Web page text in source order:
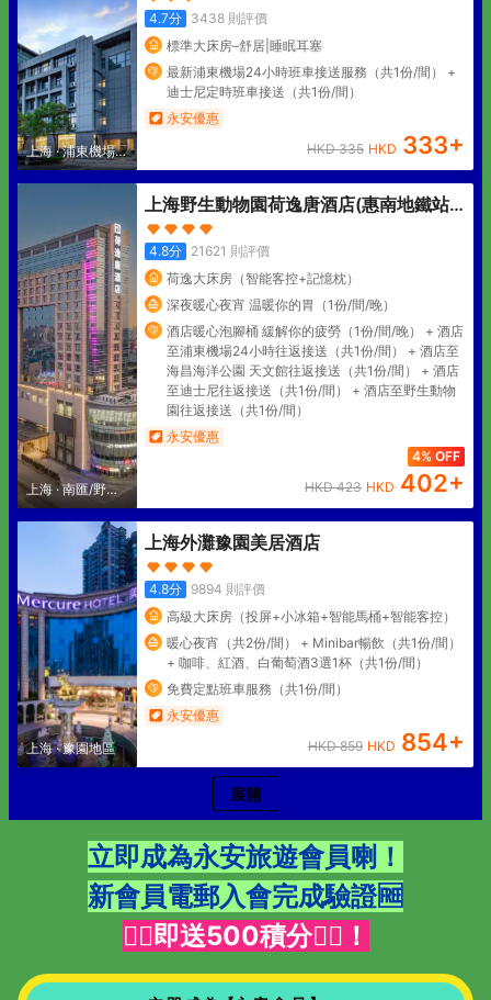
上海·浦東機場核
心區
4.7分 3438則評價
標準大床房–舒居|睡眠耳塞
最新浦東機場24小時班車接送服務（共1份/間） +
迪士尼定時班車接送（共1份/間）
永安優惠
HKD335 HKD 333+
上海 ·南匯/野生
動物園
上海野生動物園荷逸唐酒店(惠南地鐵站
店)
4.8分 21621 則評價
荷逸大床房（智能客控+記憶枕）
深夜暖心夜宵 温暖你的胃（1份/間/晚）
酒店暖心泡腳桶 緩解你的疲勞（1份/間/晚） + 酒店
至浦東機場24小時往返接送（共1份/間） + 酒店至
海昌海洋公園 天文館往返接送（共1份/間） + 酒店
至迪士尼往返接送（共1份/間） + 酒店至野生動物
園往返接送（共1份/間）
永安優惠
4% OFF
HKD423 HKD 402+
上海·豫園地區
上海外灘豫園美居酒店
4.8分 9894 則評價
高級大床房（投屏+小冰箱+智能馬桶+智能客控）
暖心夜宵（共2份/間） + Minibar暢飲（共1份/間）
+ 咖啡、紅酒、白葡萄酒3選1杯（共1份/間）
免費定點班車服務（共1份/間）
永安優惠
HKD859 HKD 854+
展開
立即成為永安旅遊會員喇！
新會員電郵入會完成驗證🆓
👇🏻即送500積分👇🏻！